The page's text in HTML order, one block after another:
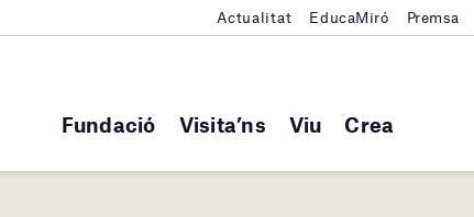
Fundació Visita’ns Viu Crea
Actualitat EducaMiró Premsa